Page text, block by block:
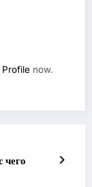
Profile now.
чего